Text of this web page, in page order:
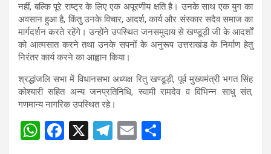
नहीं, बल्कि पूरे राष्ट्र के लिए एक अपूरणीय क्षति है। उनके साथ एक युग का
अवसान हुआ है, किंतु उनके विचार, आदर्श, कार्य और संस्कार सदैव समाज का
मार्गदर्शन करते रहेंगे। उन्होंने उपस्थित जनसमुदाय से खण्डूड़ी जी के आदर्शों
को आत्मसात करने तथा उनके सपनों के अनुरूप उत्तराखंड के निर्माण हेतु
निरंतर कार्य करने का आह्वान किया।
श्रद्धांजलि सभा में विधानसभा अध्यक्ष रितु खण्डूड़ी, पूर्व मुख्यमंत्री भगत सिंह
कोश्यारी सहित अन्य जनप्रतिनिधि, स्वामी रामदेव व विभिन्न साधु संत,
गणमान्य नागरिक उपस्थित रहे।
W F
X
T
E